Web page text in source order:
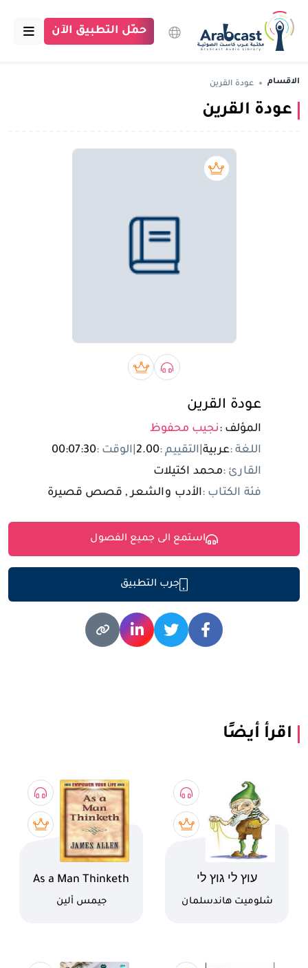
الرئيسية
مكتبة عرب كاست
تبرع للمكتبة
مستخدم جديد
حمّل التطبيق الآن
الاقسام عودة القرين
عودة القرين
بريميوم book
صوتي bookبريميوم book
عودة القرين
المؤلف :نجيب محفوظ
اللغة :عربية التقييم :2.00 الوقت :00:07:30
القارئ :محمد اكتيلات
فئة الكتاب :الأدب والشعر , قصص قصيرة
استمع الى جميع الفصول
جرب التطبيق
اقرأ أيضًا
اسم الكتاب
עוץ לי גוץ לי
كاتب
شلوميت هاندسلمان
اسم الكتاب
As a Man Thinketh
كاتب
جيمس ألين